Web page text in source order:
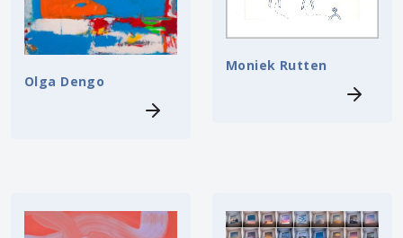
Olga Dengo
Moniek Rutten